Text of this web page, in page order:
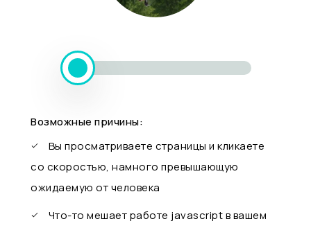
Возможные причины:
Вы просматриваете страницы и кликаете
со скоростью, намного превышающую
ожидаемую от человека
Что-то мешает работе javascript в вашем